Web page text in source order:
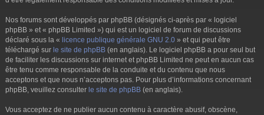
Nos forums sont développés par phpBB (désignés ci-après par « logiciel
phpBB » et « phpBB Limited ») qui est un logiciel de forum de discussions
déclaré sous la « licence publique générale GNU 2.0 » et qui peut être
téléchargé sur le site de phpBB (en anglais). Le logiciel phpBB a pour seul but
de faciliter les discussions sur internet et phpBB Limited ne peut en aucun cas
être tenu comme responsable de la conduite et du contenu que nous
acceptons et que nous n’acceptons pas. Pour plus d’informations concernant
phpBB, veuillez consulter le site de phpBB (en anglais).
Vous acceptez de ne publier aucun contenu à caractère abusif, obscène,